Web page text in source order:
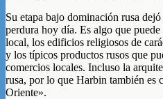
Su etapa bajo dominación rusa
perdura hoy día. Es algo que
local, los edificios religiosos de
y los típicos productos rusos que
comercios locales. Incluso la
rusa, por lo que Harbin también es
Oriente».